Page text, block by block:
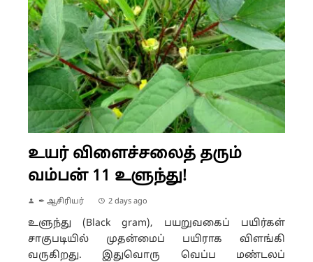
உயர் விளைச்சலைத் தரும்
வம்பன் 11 உளுந்து!
✒ ஆசிரியர் 2 days ago
உளுந்து (Black gram), பயறுவகைப் பயிர்கள்
சாகுபடியில் முதன்மைப் பயிராக விளங்கி
வருகிறது. இதுவொரு வெப்ப மண்டலப்